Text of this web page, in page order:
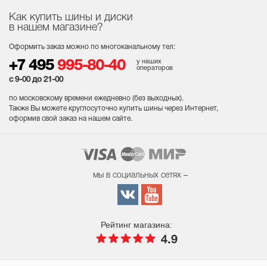
Как купить шины и диски
в нашем магазине?
Оформить заказ можно по многоканальному тел:
+7 495 995-80-40
у наших
операторов
с 9-00 до 21-00
по московскому времени ежедневно (без выходных).
Также Вы можете круглосуточно купить шины через Интернет,
оформив свой заказ на нашем сайте.
мы в социальных сетях –
Рейтинг магазина:
4.9